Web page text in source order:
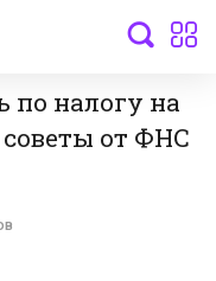
по налогу на
от ФНС